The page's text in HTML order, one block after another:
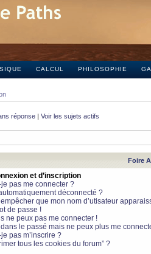
CALCUL PHILOSOPHIE
réponse | Voir les sujets actifs
Foire
et d’inscription
pas me connecter ?
déconnecté ?
que mon nom d’utisateur
de passe !
ne peux pas me connecter !
le passé mais ne peux plus me
pas m’inscrire ?
tous les cookies du forum” ?